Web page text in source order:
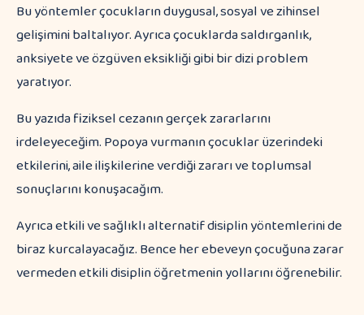
Bu yöntemler çocukların duygusal, sosyal ve zihinsel
gelişimini baltalıyor. Ayrıca çocuklarda saldırganlık,
anksiyete ve özgüven eksikliği gibi bir dizi problem
yaratıyor.
Bu yazıda fiziksel cezanın gerçek zararlarını
irdeleyeceğim. Popoya vurmanın çocuklar üzerindeki
etkilerini, aile ilişkilerine verdiği zararı ve toplumsal
sonuçlarını konuşacağım.
Ayrıca etkili ve sağlıklı alternatif disiplin yöntemlerini de
biraz kurcalayacağız. Bence her ebeveyn çocuğuna zarar
vermeden etkili disiplin öğretmenin yollarını öğrenebilir.